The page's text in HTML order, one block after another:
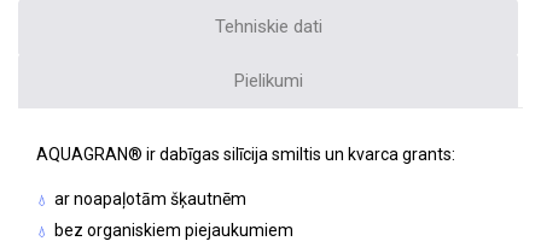
Tehniskie dati
Pielikumi
AQUAGRAN® ir dabīgas silīcija smiltis un kvarca grants:
ar noapaļotām šķautnēm
bez organiskiem piejaukumiem